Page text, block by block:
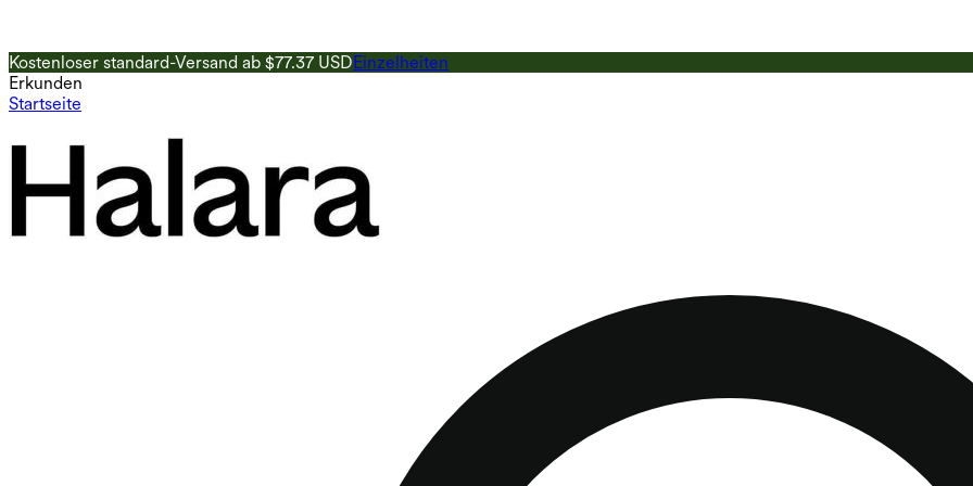
Kostenloser standard-Versand ab $77.37 USDEinzelheiten
Erkunden
Startseite